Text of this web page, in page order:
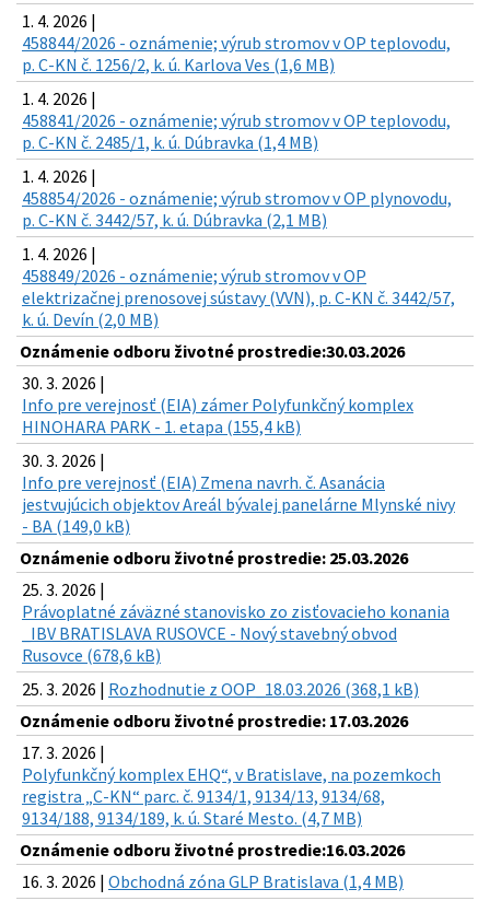
1. 4. 2026 |
458844/2026 - oznámenie; výrub stromov v OP teplovodu,
p. C-KN č. 1256/2, k. ú. Karlova Ves (1,6 MB)
1. 4. 2026 |
458841/2026 - oznámenie; výrub stromov v OP teplovodu,
p. C-KN č. 2485/1, k. ú. Dúbravka (1,4 MB)
1. 4. 2026 |
458854/2026 - oznámenie; výrub stromov v OP plynovodu,
p. C-KN č. 3442/57, k. ú. Dúbravka (2,1 MB)
1. 4. 2026 |
458849/2026 - oznámenie; výrub stromov v OP
elektrizačnej prenosovej sústavy (VVN), p. C-KN č. 3442/57,
k. ú. Devín (2,0 MB)
Oznámenie odboru životné prostredie:30.03.2026
30. 3. 2026 |
Info pre verejnosť (EIA) zámer Polyfunkčný komplex
HINOHARA PARK - 1. etapa (155,4 kB)
30. 3. 2026 |
Info pre verejnosť (EIA) Zmena navrh. č. Asanácia
jestvujúcich objektov Areál bývalej panelárne Mlynské nivy
- BA (149,0 kB)
Oznámenie odboru životné prostredie: 25.03.2026
25. 3. 2026 |
Právoplatné záväzné stanovisko zo zisťovacieho konania
_IBV BRATISLAVA RUSOVCE - Nový stavebný obvod
Rusovce (678,6 kB)
25. 3. 2026 | Rozhodnutie z OOP_18.03.2026 (368,1 kB)
Oznámenie odboru životné prostredie: 17.03.2026
17. 3. 2026 |
Polyfunkčný komplex EHQ“, v Bratislave, na pozemkoch
registra „C-KN“ parc. č. 9134/1, 9134/13, 9134/68,
9134/188, 9134/189, k. ú. Staré Mesto. (4,7 MB)
Oznámenie odboru životné prostredie:16.03.2026
16. 3. 2026 | Obchodná zóna GLP Bratislava (1,4 MB)